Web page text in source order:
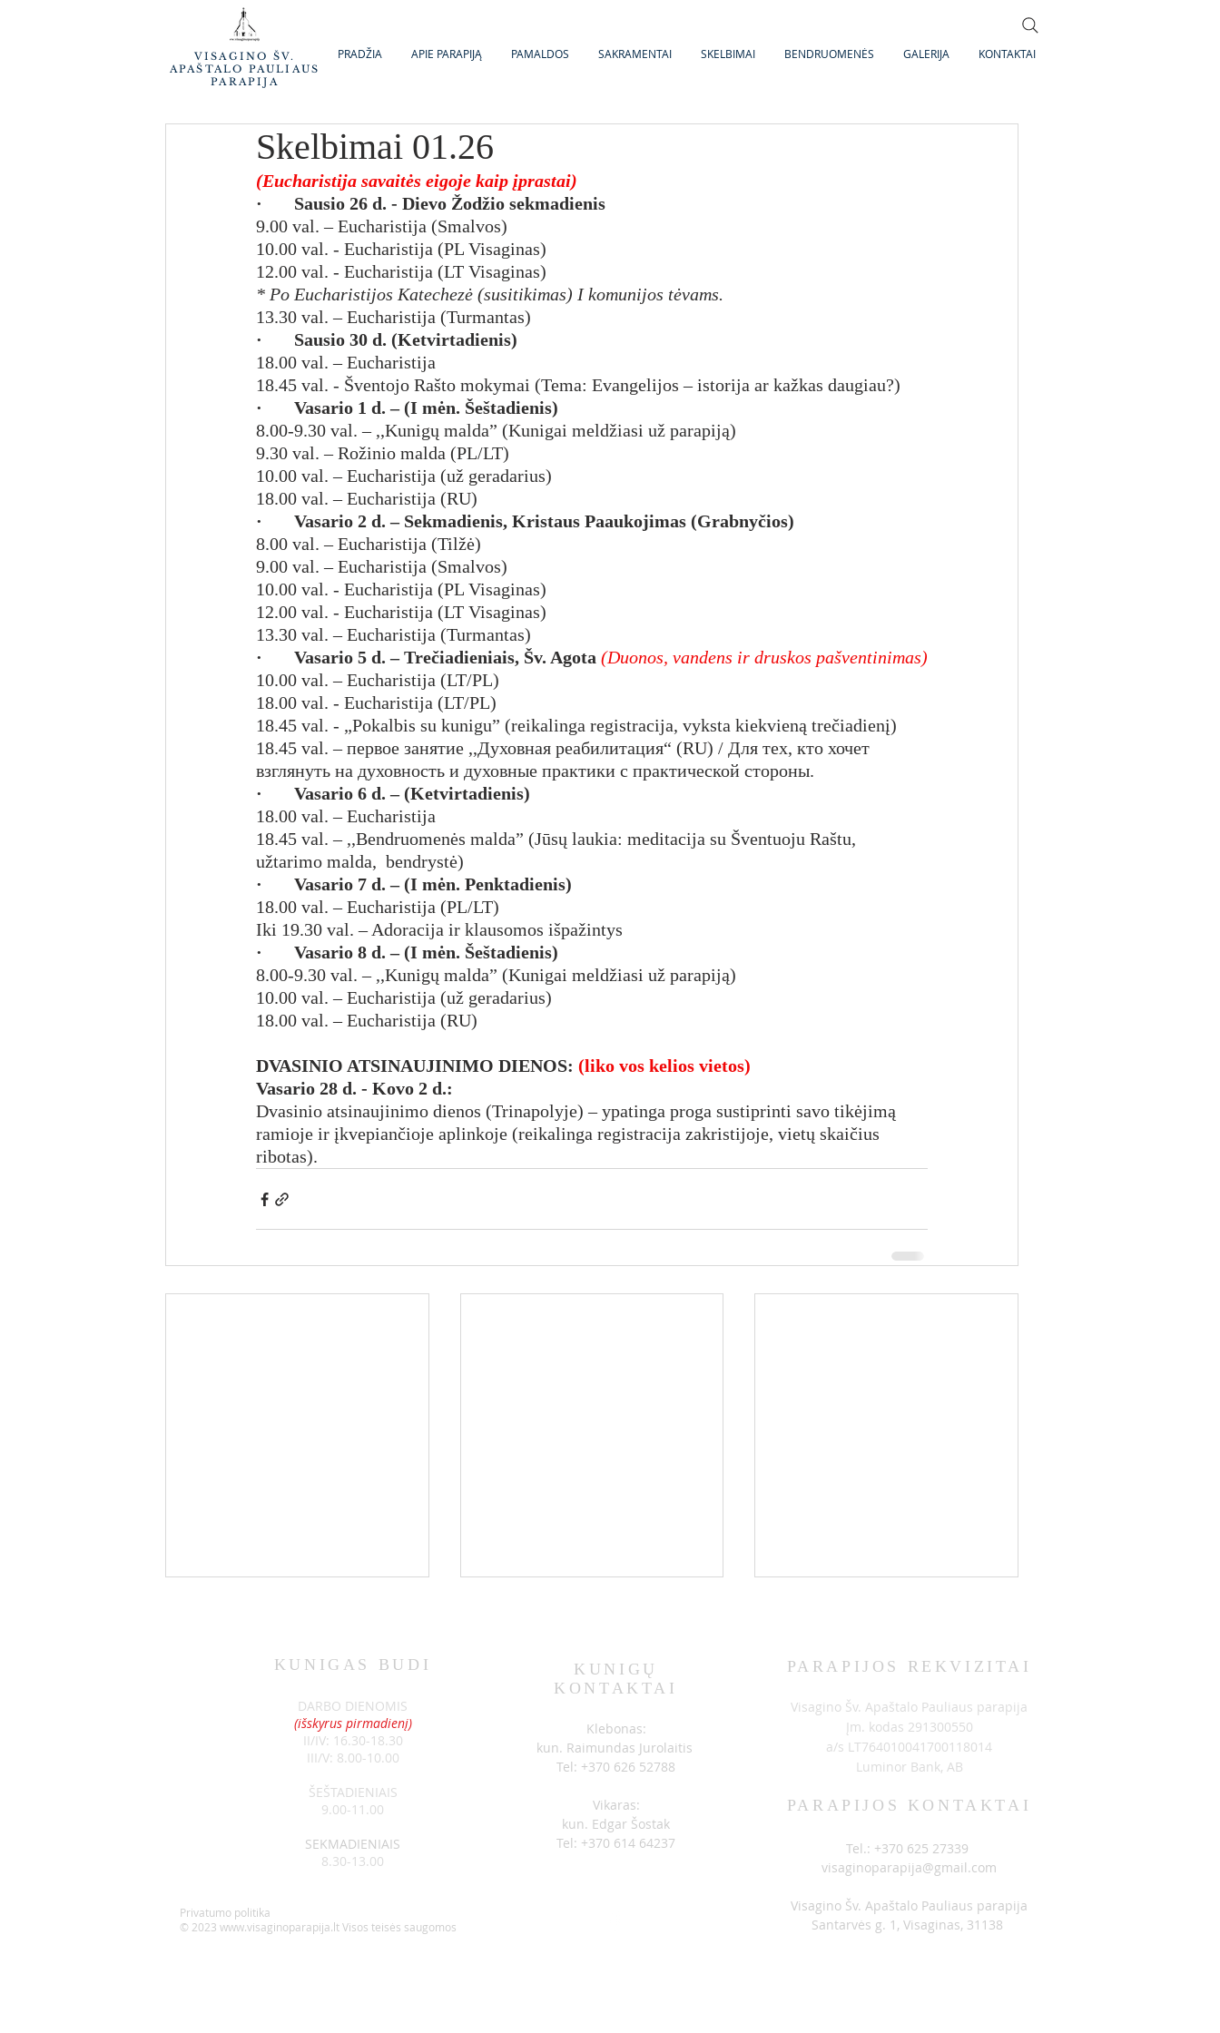
VISAGINO ŠV.
APAŠTALO PAULIAUS
PARAPIJA
PRADŽIA APIE PARAPIJĄ PAMALDOS SAKRAMENTAI SKELBIMAI BENDRUOMENĖS GALERIJA KONTAKTAI
Skelbimai 01.26
(Eucharistija savaitės eigoje kaip įprastai)
·       Sausio 26 d. - Dievo Žodžio sekmadienis
9.00 val. – Eucharistija (Smalvos)
10.00 val. - Eucharistija (PL Visaginas)
12.00 val. - Eucharistija (LT Visaginas)
* Po Eucharistijos Katechezė (susitikimas) I komunijos tėvams.
13.30 val. – Eucharistija (Turmantas)
·       Sausio 30 d. (Ketvirtadienis)
18.00 val. – Eucharistija
18.45 val. - Šventojo Rašto mokymai (Tema: Evangelijos – istorija ar kažkas daugiau?)
·       Vasario 1 d. – (I mėn. Šeštadienis)
8.00-9.30 val. – ,,Kunigų malda” (Kunigai meldžiasi už parapiją)
9.30 val. – Rožinio malda (PL/LT)
10.00 val. – Eucharistija (už geradarius)
18.00 val. – Eucharistija (RU)
·       Vasario 2 d. – Sekmadienis, Kristaus Paaukojimas (Grabnyčios)
8.00 val. – Eucharistija (Tilžė)
9.00 val. – Eucharistija (Smalvos)
10.00 val. - Eucharistija (PL Visaginas)
12.00 val. - Eucharistija (LT Visaginas)
13.30 val. – Eucharistija (Turmantas)
·       Vasario 5 d. – Trečiadieniais, Šv. Agota (Duonos, vandens ir druskos pašventinimas)
10.00 val. – Eucharistija (LT/PL)
18.00 val. - Eucharistija (LT/PL)
18.45 val. - „Pokalbis su kunigu” (reikalinga registracija, vyksta kiekvieną trečiadienį)
18.45 val. – первое занятие ,,Духовная реабилитация“ (RU) / Для тех, кто хочет
взглянуть на духовность и духовные практики с практической стороны.
·       Vasario 6 d. – (Ketvirtadienis)
18.00 val. – Eucharistija
18.45 val. – ,,Bendruomenės malda” (Jūsų laukia: meditacija su Šventuoju Raštu,
užtarimo malda,  bendrystė)
·       Vasario 7 d. – (I mėn. Penktadienis)
18.00 val. – Eucharistija (PL/LT)
Iki 19.30 val. – Adoracija ir klausomos išpažintys
·       Vasario 8 d. – (I mėn. Šeštadienis)
8.00-9.30 val. – ,,Kunigų malda” (Kunigai meldžiasi už parapiją)
10.00 val. – Eucharistija (už geradarius)
18.00 val. – Eucharistija (RU)
DVASINIO ATSINAUJINIMO DIENOS: (liko vos kelios vietos)
Vasario 28 d. - Kovo 2 d.:
Dvasinio atsinaujinimo dienos (Trinapolyje) – ypatinga proga sustiprinti savo tikėjimą
ramioje ir įkvepiančioje aplinkoje (reikalinga registracija zakristijoje, vietų skaičius
ribotas).
SKELBIMAI 07-12 SKELBIMAI 06-14
KUNIGAS BUDI
DARBO DIENOMIS
(išskyrus pirmadienį)
II/IV: 16.30-18.30
III/V: 8.00-10.00
ŠEŠTADIENIAIS
9.00-11.00
SEKMADIENIAIS
8.30-13.00
KUNIGŲ
KONTAKTAI
Klebonas:
kun. Raimundas Jurolaitis
Tel: +370 626 52788
Vikaras:
kun. Edgar Šostak
Tel: +370 614 64237
Privatumo politika
© 2023 www.visaginoparapija.ltVisos teisės saugomos
PARAPIJOS REKVIZITAI
Visagino Šv. Apaštalo Pauliaus parapija
Įm. kodas 291300550
a/s LT764010041700118014
Luminor Bank, AB
PARAPIJOS KONTAKTAI
Tel.: +370 625 27339
visaginoparapija@gmail.com
Visagino Šv. Apaštalo Pauliaus parapija
Santarvės g. 1, Visaginas, 31138